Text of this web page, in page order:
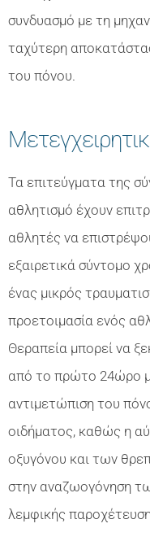
συνδυασμό με τη
ταχύτερη
του πόνου.
Τα επιτεύγματα της
αθλητισμό έχουν
αθλητές να
εξαιρετικά σύντομο
ένας μικρός
προετοιμασία ενός
Θεραπεία μπορεί να
από το πρώτο 24ώρο
αντιμετώπιση του
οιδήματος, καθώς η
οξυγόνου και των
στην αναζωογόνηση
λεμφικής